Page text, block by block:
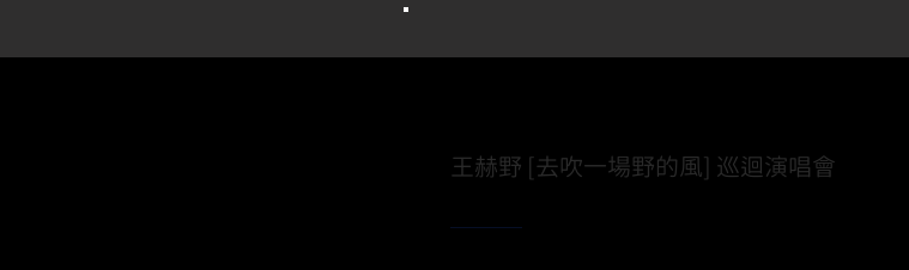
王赫野 [去吹一場野的風] 巡迴演唱會